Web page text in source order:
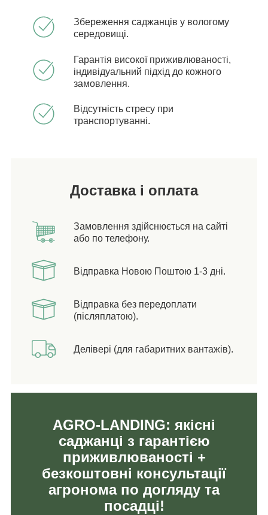
Збереження саджанців у вологому
середовищі.
Гарантія високої приживлюваності,
індивідуальний підхід до кожного
замовлення.
Відсутність стресу при
транспортуванні.
Доставка і оплата
Замовлення здійснюється на сайті
або по телефону.
Відправка Новою Поштою 1-3 дні.
Відправка без передоплати
(післяплатою).
Делівері (для габаритних вантажів).
AGRO-LANDING: якісні
саджанці з гарантією
приживлюваності +
безкоштовні консультації
агронома по догляду та
посадці!